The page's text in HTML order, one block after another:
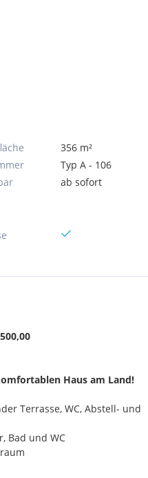
356 m²
Typ A - 106
ab sofort
Haus am Land!
Terrasse, WC, Abstell- und
Bad und WC